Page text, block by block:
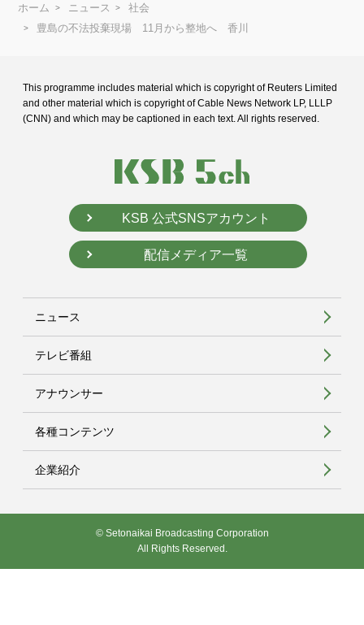
ホーム ニュース
社会
豊島の不法投棄現場 11月から整地へ 香川
This programme includes material which is copyright of Reuters Limited
and other material which is copyright of Cable News Network LP, LLLP
(CNN) and which may be captioned in each text. All rights reserved.
KSB 公式SNSアカウント
配信メディア一覧
ニュース
テレビ番組
アナウンサー
各種コンテンツ
企業紹介
© Setonaikai Broadcasting Corporation
All Rights Reserved.